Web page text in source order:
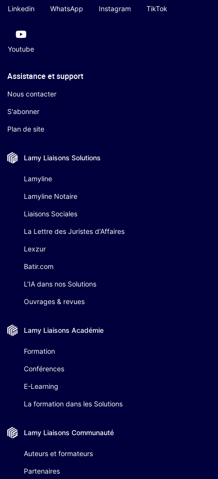
Linkedin WhatsApp Instagram TikTok
Youtube
Assistance et support
Nous contacter
S'abonner
Plan de site
Lamy Liaisons Solutions
Lamyline
Lamyline Notaire
Liaisons Sociales
La Lettre des Juristes d'Affaires
Lexzur
Batir.com
L'IA dans nos Solutions
Ouvrages & revues
Lamy Liaisons Académie
Formation
Conférences
E-Learning
La formation dans les Solutions
Lamy Liaisons Communauté
Auteurs et formateurs
Partenaires